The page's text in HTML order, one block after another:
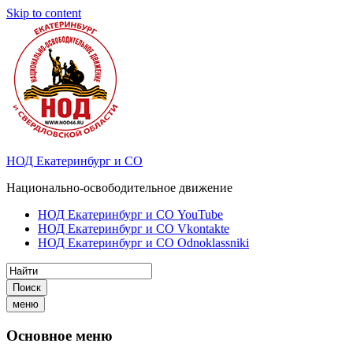
Skip to content
НОД Екатеринбург и СО
Национально-освободительное движение
НОД Екатеринбург и СО YouTube
НОД Екатеринбург и СО Vkontakte
НОД Екатеринбург и СО Odnoklassniki
Поиск
меню
Основное меню